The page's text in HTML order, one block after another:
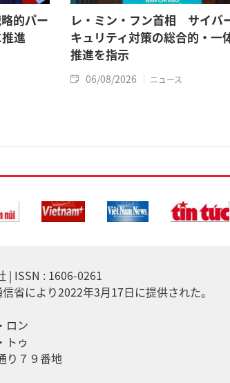
的パー
進
レ・ミン・フン首相 サイバ
キュリティ対策の総合的・一
推進を指示
06/08/2026 ニュース
| ISSN : 1606-0261
省により2022年3月17日に提供された。
ロン
トゥ
り７９番地